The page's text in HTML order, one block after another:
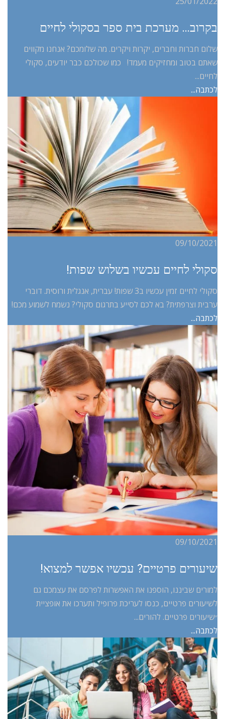
בקרוב… מערכת בית ספר בסקולי לחיים
שלום חברות וחברים, יקרות ויקרים. מה שלומכם? אנחנו מקווים
שאתם בטוב ומחזיקים מעמד! כמו שכולכם כבר יודעים, סקולי
לחיים...
לכתבה...
09/10/2021
סקולי לחיים עכשיו בשלוש שפות!
סקולי לחיים זמין עכשיו ב3 שפות! עברית, אנגלית ורוסית. דוברי
ערבית וצרפתית? בא לכם לסייע בתרגום סקולי? נשמח לשמוע מכם!
לכתבה...
09/10/2021
שיעורים פרטיים? עכשיו אפשר למצוא!
למורים שביננו, הוספנו את האפשרות לפרסם את עצמכם גם
לשיעורים פרטיים, כנסו לעריכת פרופיל ותערכו את אופציית
״שיעורים פרטיים. להורים...
לכתבה...